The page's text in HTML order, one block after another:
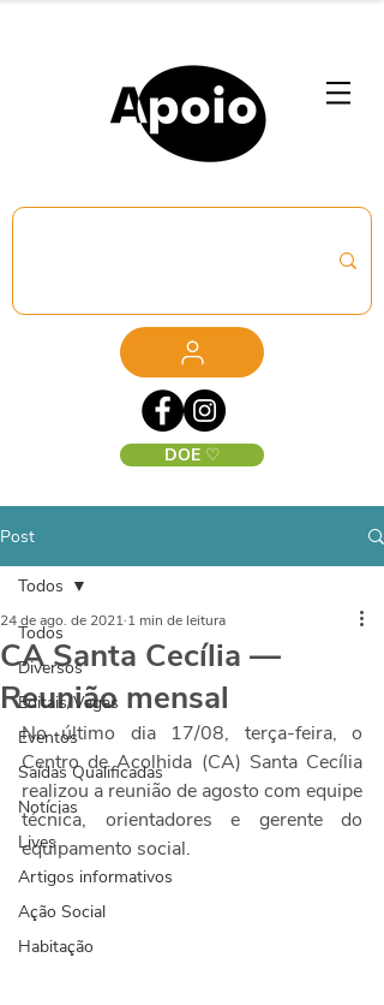
DOE ♡
Post
Todos
Diversos
Editais/Vagas
Eventos
Saídas Qualificadas
Notícias
Lives
Artigos informativos
Ação Social
Habitação
Todos
CA Santa Cecília —
Reunião mensal
24 de ago. de 2021 1 min de leitura
No último dia 17/08, terça-feira, o
Centro de Acolhida (CA) Santa Cecília
realizou a reunião de agosto com equipe
técnica, orientadores e gerente do
equipamento social.